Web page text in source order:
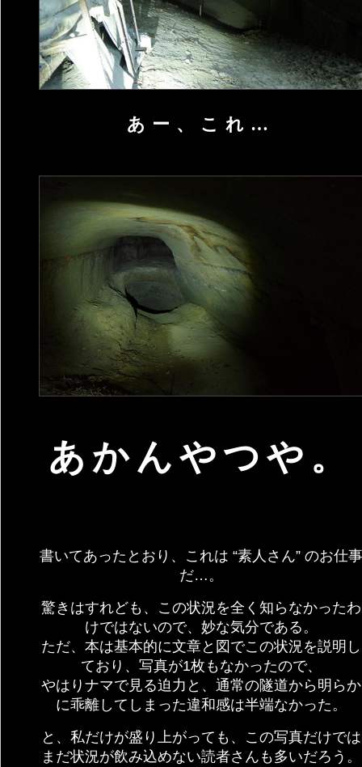
あー、これ…
あかんやつや。
書いてあったとおり、これは “素人さん” のお仕事
だ…。
驚きはすれども、この状況を全く知らなかったわ
けではないので、妙な気分である。
ただ、本は基本的に文章と図でこの状況を説明し
ており、写真が1枚もなかったので、
やはりナマで見る迫力と、通常の隧道から明らか
に乖離してしまった違和感は半端なかった。
と、私だけが盛り上がっても、この写真だけでは
まだ状況が飲み込めない読者さんも多いだろう。